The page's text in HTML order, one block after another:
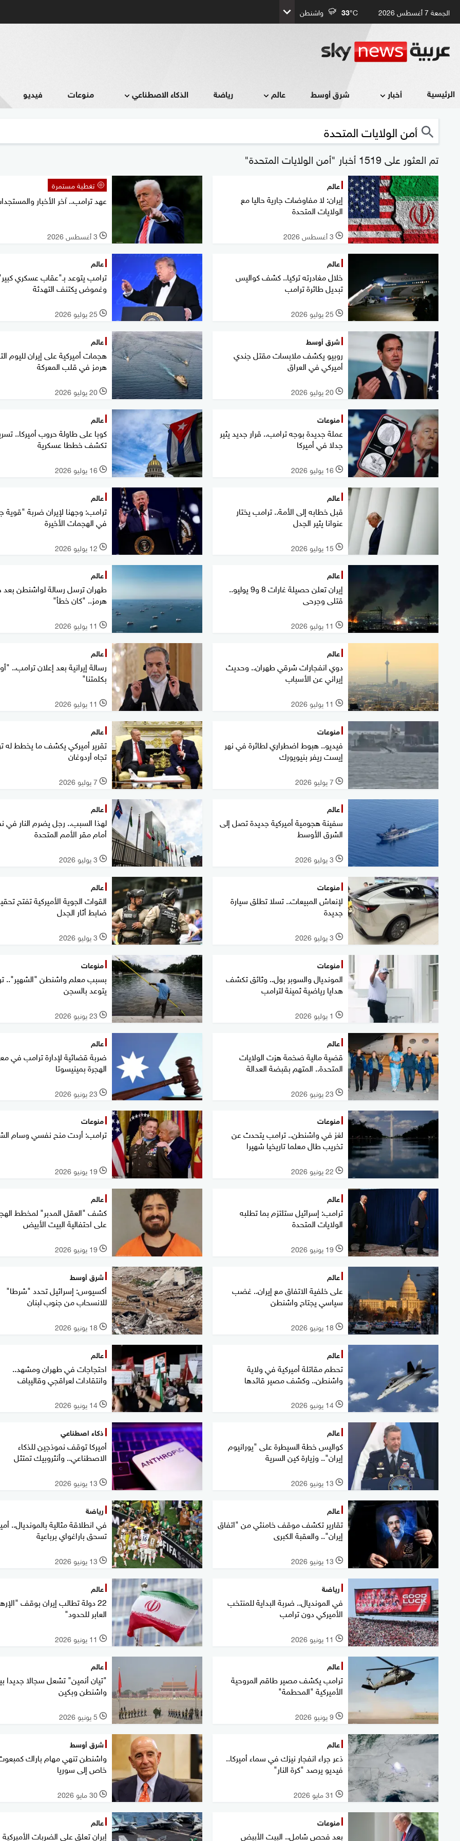
الجمعة 7 أغسطس 2026 33°C واشنطن
الرئيسية أخبار شرق أوسط عالم رياضة الذكاء الاصطناعي منوعات فيديو
تم العثور على 1519 أخبار "أمن الولايات المتحدة"
عالم
إيران: لا مفاوضات جارية حاليا مع
الولايات المتحدة
l 3 أغسطس 2026
تغطية مستمرة
عهد ترامب.. آخر الأخبار
l 3 أغسطس 2026
عالم
خلال مغادرته تركيا.. كشف كواليس
تبديل طائرة ترامب
l 25 يوليو 2026
عالم
ترامب يتوعد بـ"عقاب عسكري
وغموض يكتنف التهدئة
l 25 يوليو 2026
شرق أوسط
روبيو يكشف ملابسات مقتل جندي
أميركي في العراق
l 20 يوليو 2026
عالم
هجمات أميركية على إيران لليوم
هرمز في قلب المعركة
l 20 يوليو 2026
منوعات
عملة جديدة بوجه ترامب.. قرار جديد يثير
جدلا في أميركا
l 16 يوليو 2026
عالم
كوبا على طاولة حروب أميركا..
تكشف خططا عسكرية
l 16 يوليو 2026
عالم
قبل خطابه إلى الأمة.. ترامب يختار
عنوانا يثير الجدل
l 15 يوليو 2026
عالم
ترامب: وجهنا لإيران ضربة "قوية
في الهجمات الأخيرة
l 12 يوليو 2026
عالم
إيران تعلن حصيلة غارات 8 و9 يوليو..
قتلى وجرحى
l 11 يوليو 2026
عالم
طهران ترسل رسالة لواشنطن
هرمز.. "كان خطأ"
l 11 يوليو 2026
عالم
دوي انفجارات شرقي طهران.. وحديث
إيراني عن الأسباب
l 11 يوليو 2026
عالم
رسالة إيرانية بعد إعلان ترامب..
بكلمتنا"
l 11 يوليو 2026
منوعات
فيديو.. هبوط اضطراري لطائرة في نهر
إيست ريفر بنيويورك
l 7 يوليو 2026
عالم
تقرير أميركي يكشف ما يخطط له
تجاه أردوغان
l 7 يوليو 2026
عالم
سفينة هجومية أميركية جديدة تصل إلى
الشرق الأوسط
l 3 يوليو 2026
عالم
لهذا السبب.. رجل يضرم النار في
أمام مقر الأمم المتحدة
l 3 يوليو 2026
منوعات
لإنعاش المبيعات.. تسلا تطلق سيارة
جديدة
l 3 يوليو 2026
عالم
القوات الجوية الأميركية تفتح
ضابط أثار الجدل
l 3 يوليو 2026
منوعات
المونديال والسوبر بول.. وثائق تكشف
هدايا رياضية ثمينة لترامب
l 1 يوليو 2026
منوعات
بسبب معلم واشنطن "الشهير"..
يتوعد بالسجن
l 23 يونيو 2026
عالم
قضية مالية ضخمة هزت الولايات
المتحدة.. المتهم بقبضة العدالة
l 23 يونيو 2026
عالم
ضربة قضائية لإدارة ترامب في
الهجرة بمينيسوتا
l 23 يونيو 2026
منوعات
لغز في واشنطن.. ترامب يتحدث عن
تخريب طال معلما تاريخيا شهيرا
l 22 يونيو 2026
منوعات
ترامب: أردت منح نفسي وسام
l 19 يونيو 2026
عالم
ترامب: إسرائيل ستلتزم بما تطلبه
الولايات المتحدة
l 19 يونيو 2026
عالم
كشف "العقل المدبر" لمخطط
على احتفالية البيت الأبيض
l 19 يونيو 2026
عالم
على خلفية الاتفاق مع إيران.. غضب
سياسي يجتاح واشنطن
l 18 يونيو 2026
شرق أوسط
أكسيوس: إسرائيل تحدد "شرطا"
للانسحاب من جنوب لبنان
l 18 يونيو 2026
عالم
تحطم مقاتلة أميركية في ولاية
واشنطن.. وكشف مصير قائدها
l 14 يونيو 2026
عالم
احتجاجات في طهران ومشهد..
وانتقادات لعراقجي وقاليباف
l 14 يونيو 2026
عالم
كواليس خطة السيطرة على "يورانيوم
إيران".. وزيارة كين السرية
l 13 يونيو 2026
ذكاء اصطناعي
أميركا توقف نموذجين للذكاء
الاصطناعي.. وأنثروبيك تمتثل
l 13 يونيو 2026
عالم
تقارير تكشف موقف خامنئي من "اتفاق
إيران".. والعقبة الكبرى
l 13 يونيو 2026
رياضة
في انطلاقة مثالية بالمونديال..
تسحق باراغواي برباعية
l 13 يونيو 2026
رياضة
في المونديال.. ضربة البداية للمنتخب
الأميركي دون ترامب
l 11 يونيو 2026
عالم
22 دولة تطالب إيران بوقف
العابر للحدود"
l 11 يونيو 2026
عالم
ترامب يكشف مصير طاقم المروحية
الأميركية "المحطمة"
l 9 يونيو 2026
عالم
"تيان أنمين" تشعل سجالا جديدا
واشنطن وبكين
l 5 يونيو 2026
عالم
ذعر جراء انفجار نيزك في سماء أميركا..
فيديو يرصد "كرة النار"
l 31 مايو 2026
شرق أوسط
واشنطن تنهي مهام باراك
خاص إلى سوريا
l 30 مايو 2026
منوعات
بعد فحص شامل.. البيت الأبيض
عالم
إيران تعلق على الضربات الأميركية